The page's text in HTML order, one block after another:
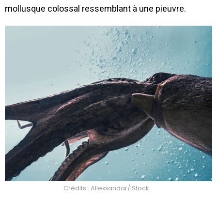
mollusque colossal ressemblant à une pieuvre.
Crédits : Allexxandar/iStock